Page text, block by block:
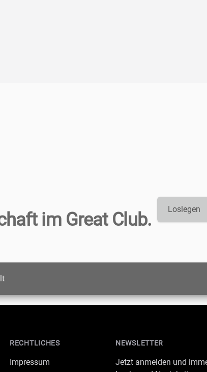
im Great Club.
Loslegen
RECHTLICHES
Impressum
NEWSLETTER
Jetzt anmelden und